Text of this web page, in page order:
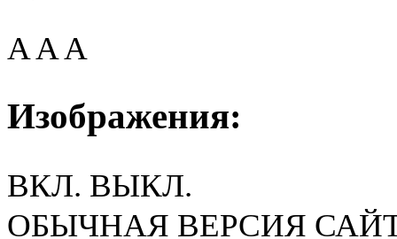
AAA
Изображения:
ВКЛ. ВЫКЛ.
ОБЫЧНАЯ ВЕРСИЯ